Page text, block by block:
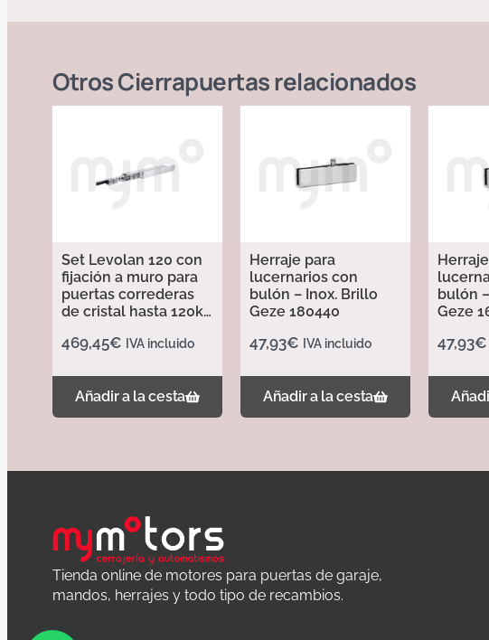
OtrosCierrapuertasrelacionados
Set Levolan 120 con
fijación a muro para
puertas correderas
de cristal hasta 120kg
Acabado Plata EV1
469,45€ IVA incluido
Añadir a la cesta
Herraje para
lucernarios con
bulón – Inox. Brillo
Geze 180440
47,93€ IVA incluido
Añadir a la cesta
bulón
Geze
47,93€
Tienda online de motores para puertas de garaje,
mandos, herrajes y todo tipo de recambios.